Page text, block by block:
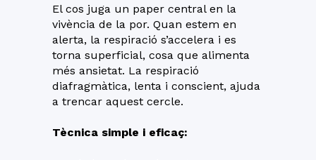
El cos juga un paper central en la
vivència de la por. Quan estem en
alerta, la respiració s’accelera i es
torna superficial, cosa que alimenta
més ansietat. La respiració
diafragmàtica, lenta i conscient, ajuda
a trencar aquest cercle.
Tècnica simple i eficaç: